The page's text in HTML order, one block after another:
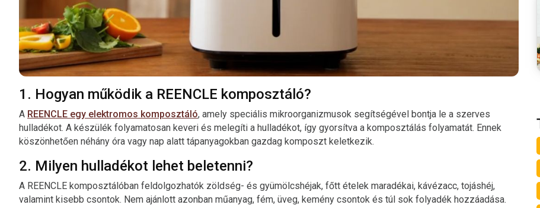
1. Hogyan működik a REENCLE komposztáló?
A REENCLE egy elektromos komposztáló, amely speciális mikroorganizmusok segítségével bontja le a szerves
hulladékot. A készülék folyamatosan keveri és melegíti a hulladékot, így gyorsítva a komposztálás folyamatát. Ennek
köszönhetően néhány óra vagy nap alatt tápanyagokban gazdag komposzt keletkezik.
2. Milyen hulladékot lehet beletenni?
A REENCLE komposztálóban feldolgozhatók zöldség- és gyümölcshéjak, főtt ételek maradékai, kávézacc, tojáshéj,
valamint kisebb csontok. Nem ajánlott azonban műanyag, fém, üveg, kemény csontok és túl sok folyadék hozzáadása.